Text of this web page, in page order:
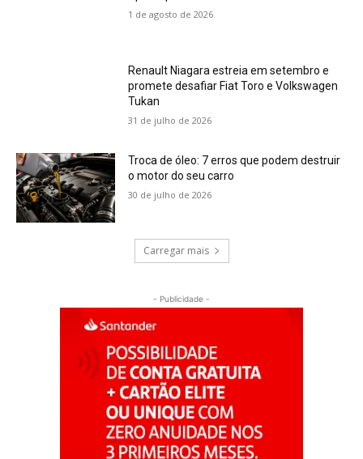
1 de agosto de 2026
Renault Niagara estreia em setembro e
promete desafiar Fiat Toro e Volkswagen
Tukan
31 de julho de 2026
Troca de óleo: 7 erros que podem destruir
o motor do seu carro
30 de julho de 2026
Carregar mais
- Publicidade -